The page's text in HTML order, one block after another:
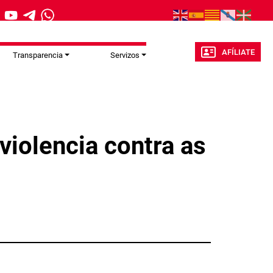
Transparencia Servizos AFÍLIATE
contra as